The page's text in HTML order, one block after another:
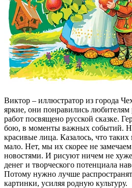
Виктор – иллюстратор из города
яркие, они понравились
работ посвящено русской сказке.
бою, в моменты важных событий.
красивые лица. Казалось, что
мало. Нет, мы их скорее не
новостями. И рисуют ничем не
денег и творческого потенциала
Потому нужно лучше
картинки, усиляя родную культуру.